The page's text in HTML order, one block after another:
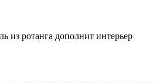
из ротанга дополнит интерьер